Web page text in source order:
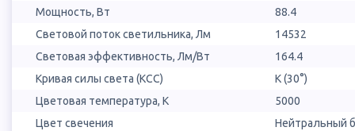
Мощность, Вт
88.4
Световой поток светильника, Лм
14532
Световая эффективность, Лм/Вт
164.4
Кривая силы света (КСС)
К (30°)
Цветовая температура, К
5000
Цвет свечения
Нейтральный